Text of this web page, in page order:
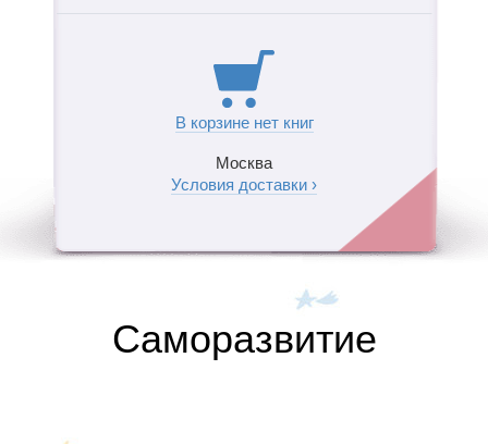
В корзине нет книг
Москва
Условия доставки ›
Саморазвитие